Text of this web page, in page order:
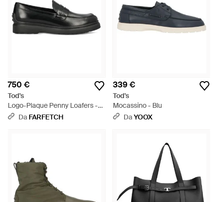
750 €
Tod's
Logo-Plaque Penny Loafers -
NeroDa FARFETCH
339 €
Tod's
Mocassino - Blu
DaYOOX